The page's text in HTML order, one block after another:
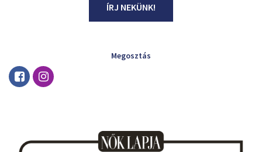
ÍRJ NEKÜNK!
Megosztás